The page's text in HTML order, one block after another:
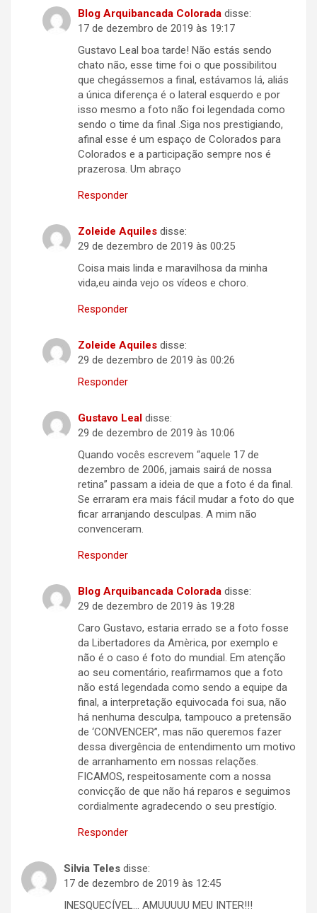
Blog Arquibancada Colorada disse:
17 de dezembro de 2019 às 19:17
Gustavo Leal boa tarde! Não estás sendo
chato não, esse time foi o que possibilitou
que chegássemos a final, estávamos lá, aliás
a única diferença é o lateral esquerdo e por
isso mesmo a foto não foi legendada como
sendo o time da final .Siga nos prestigiando,
afinal esse é um espaço de Colorados para
Colorados e a participação sempre nos é
prazerosa. Um abraço
Responder
Zoleide Aquiles disse:
29 de dezembro de 2019 às 00:25
Coisa mais linda e maravilhosa da minha
vida,eu ainda vejo os vídeos e choro.
Responder
Zoleide Aquiles disse:
29 de dezembro de 2019 às 00:26
Responder
Gustavo Leal disse:
29 de dezembro de 2019 às 10:06
Quando vocês escrevem “aquele 17 de
dezembro de 2006, jamais sairá de nossa
retina” passam a ideia de que a foto é da final.
Se erraram era mais fácil mudar a foto do que
ficar arranjando desculpas. A mim não
convenceram.
Responder
Blog Arquibancada Colorada disse:
29 de dezembro de 2019 às 19:28
Caro Gustavo, estaria errado se a foto fosse
da Libertadores da Amèrica, por exemplo e
não é o caso é foto do mundial. Em atenção
ao seu comentário, reafirmamos que a foto
não está legendada como sendo a equipe da
final, a interpretação equivocada foi sua, não
há nenhuma desculpa, tampouco a pretensão
de ‘CONVENCER”, mas não queremos fazer
dessa divergência de entendimento um motivo
de arranhamento em nossas relações.
FICAMOS, respeitosamente com a nossa
convicção de que não há reparos e seguimos
cordialmente agradecendo o seu prestígio.
Responder
Silvia Teles disse:
17 de dezembro de 2019 às 12:45
INESQUECÍVEL… AMUUUUU MEU INTER!!!